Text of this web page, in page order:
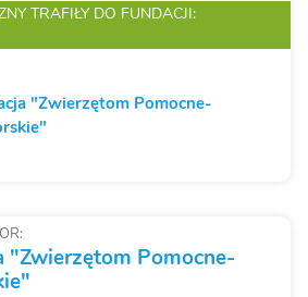
"Zwierzętom Pomocne-
TRAFIŁY DO FUNDACJI:
"Zwierzętom Pomocne-